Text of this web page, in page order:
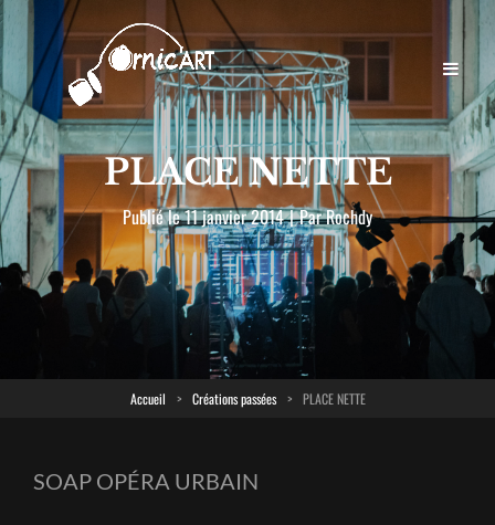
PLACE NETTE
Publié le11 janvier 2014 | ParByline
Rochdy
Accueil > Créations passées > PLACE NETTE
SOAP OPÉRA URBAIN